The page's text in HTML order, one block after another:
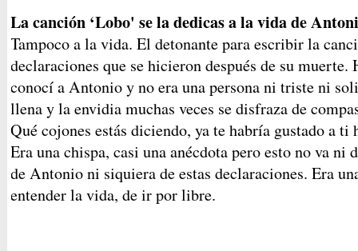
La canción ‘Lobo' se la dedicas a la vida de
Tampoco a la vida. El detonante para escribir la
declaraciones que se hicieron después de su
conocí a Antonio y no era una persona ni triste ni
llena y la envidia muchas veces se disfraza de
Qué cojones estás diciendo, ya te habría gustado a
Era una chispa, casi una anécdota pero esto no va
de Antonio ni siquiera de estas declaraciones. Era
entender la vida, de ir por libre.